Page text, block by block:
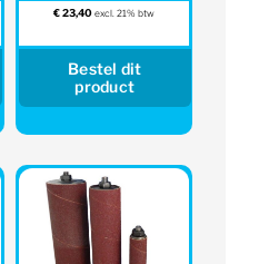
€23,40 excl. 21% btw
Bestel dit
product